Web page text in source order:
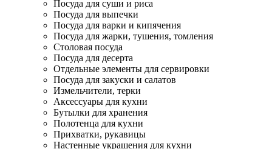
Посуда для суши и риса
Посуда для выпечки
Посуда для варки и кипячения
Посуда для жарки, тушения, томления
Столовая посуда
Посуда для десерта
Отдельные элементы для сервировки
Посуда для закуски и салатов
Измельчители, терки
Аксессуары для кухни
Бутылки для хранения
Полотенца для кухни
Прихватки, рукавицы
Настенные украшения для кухни